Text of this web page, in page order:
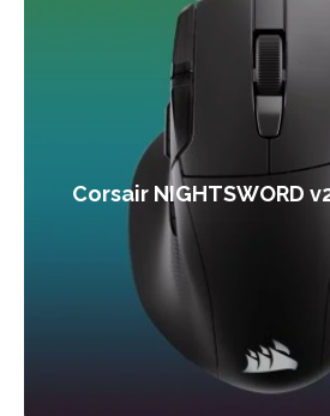
Corsair NIGHTSWORD